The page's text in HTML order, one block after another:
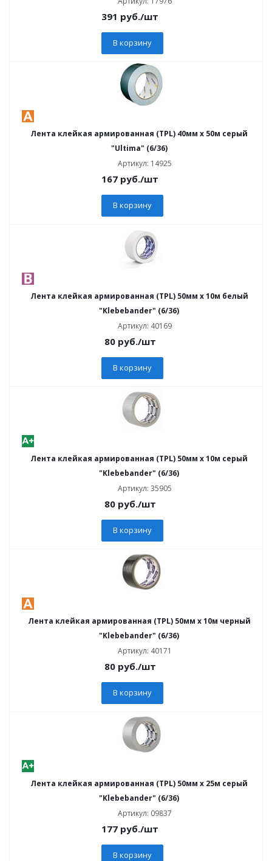
391 руб./шт
В корзину
Лента клейкая армированная (TPL) 40мм х 50м серый
"Ultima" (6/36)
Артикул: 14925
167 руб./шт
В корзину
Лента клейкая армированная (TPL) 50мм х 10м белый
"Klebebander" (6/36)
Артикул: 40169
80руб./шт
В корзину
Лента клейкая армированная (TPL) 50мм х 10м серый
"Klebebander" (6/36)
Артикул: 35905
80руб./шт
В корзину
Лента клейкая армированная (TPL) 50мм х 10м черный
"Klebebander" (6/36)
Артикул: 40171
80руб./шт
В корзину
Лента клейкая армированная (TPL) 50мм х 25м серый
"Klebebander" (6/36)
Артикул: 09837
177 руб./шт
В корзину